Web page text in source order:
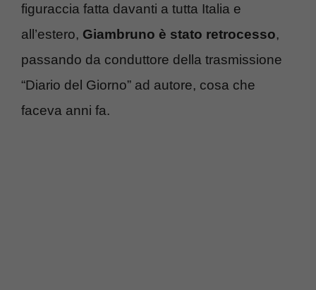
figuraccia fatta davanti a tutta Italia e
all’estero, Giambruno è stato retrocesso,
passando da conduttore della trasmissione
“Diario del Giorno” ad autore, cosa che
faceva anni fa.